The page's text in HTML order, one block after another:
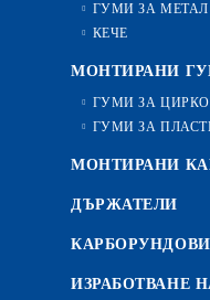
ГУМИ ЗА МЕТАЛ
КЕЧЕ
МОНТИРАНИ
ГУМИ ЗА
ГУМИ ЗА
МОНТИРАНИ
ДЪРЖАТЕЛИ
ИЗРАБОТВАНЕ